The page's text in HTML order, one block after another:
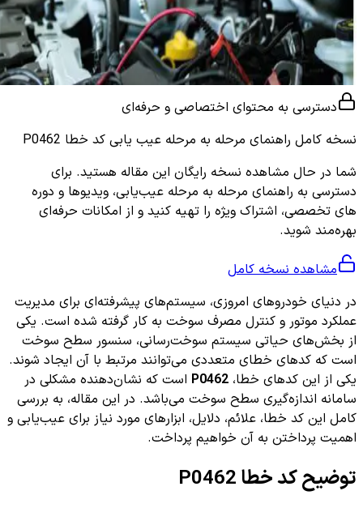
دسترسی به محتوای اختصاصی و حرفه‌ای
نسخه کامل راهنمای مرحله به مرحله عیب یابی کد خطا P0462
شما در حال مشاهده نسخه رایگان این مقاله هستید. برای
دسترسی به راهنمای مرحله به مرحله عیب‌یابی، ویدیوها و دوره
های تخصصی، اشتراک ویژه را تهیه کنید و از امکانات حرفه‌ای
بهره‌مند شوید.
مشاهده نسخه کامل
در دنیای خودروهای امروزی، سیستم‌های پیشرفته‌ای برای مدیریت
عملکرد موتور و کنترل مصرف سوخت به کار گرفته شده است. یکی
از بخش‌های حیاتی سیستم سوخت‌رسانی، سنسور سطح سوخت
است که کدهای خطای متعددی می‌توانند مرتبط با آن ایجاد شوند.
یکی از این کدهای خطا، P0462 است که نشان‌دهنده مشکلی در
سامانه اندازه‌گیری سطح سوخت می‌باشد. در این مقاله، به بررسی
کامل این کد خطا، علائم، دلایل، ابزارهای مورد نیاز برای عیب‌یابی و
اهمیت پرداختن به آن خواهیم پرداخت.
توضیح کد خطا P0462